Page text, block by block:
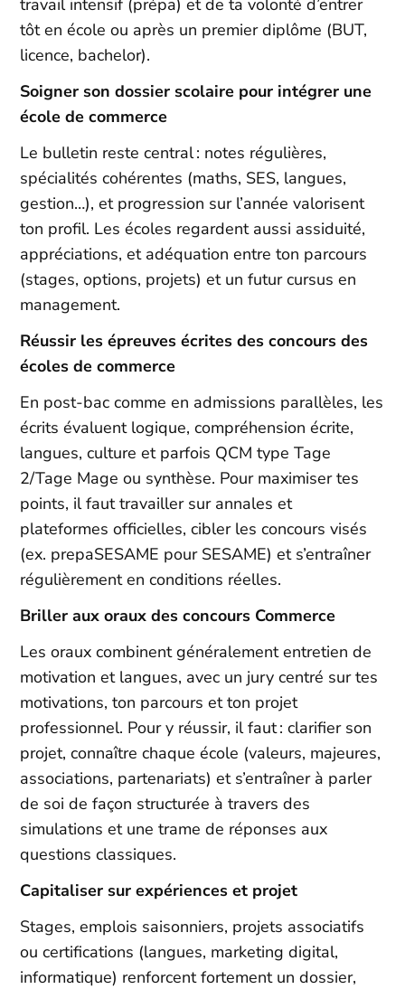
tôt en école ou après un premier diplôme (BUT,
licence, bachelor).​
Soigner son dossier scolaire pour intégrer une
école de commerce
Le bulletin reste central : notes régulières,
spécialités cohérentes (maths, SES, langues,
gestion…), et progression sur l’année valorisent
ton profil. Les écoles regardent aussi assiduité,
appréciations, et adéquation entre ton parcours
(stages, options, projets) et un futur cursus en
management.​
Réussir les épreuves écrites des concours des
écoles de commerce
En post-bac comme en admissions parallèles, les
écrits évaluent logique, compréhension écrite,
langues, culture et parfois QCM type Tage
2/Tage Mage ou synthèse. Pour maximiser tes
points, il faut travailler sur annales et
plateformes officielles, cibler les concours visés
(ex. prepaSESAME pour SESAME) et s’entraîner
régulièrement en conditions réelles.​
Briller aux oraux des concours Commerce
Les oraux combinent généralement entretien de
motivation et langues, avec un jury centré sur tes
motivations, ton parcours et ton projet
professionnel. Pour y réussir, il faut : clarifier son
projet, connaître chaque école (valeurs, majeures,
associations, partenariats) et s’entraîner à parler
de soi de façon structurée à travers des
simulations et une trame de réponses aux
questions classiques.​
Capitaliser sur expériences et projet
Stages, emplois saisonniers, projets associatifs
ou certifications (langues, marketing digital,
informatique) renforcent fortement un dossier,